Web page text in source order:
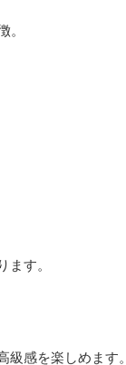
。
す。
級感を楽しめます。